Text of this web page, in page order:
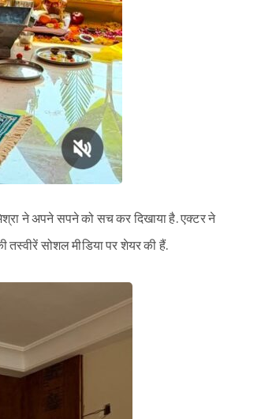
ने अपने सपने को सच कर दिखाया है. एक्टर ने
सोशल मीडिया पर शेयर की हैं.